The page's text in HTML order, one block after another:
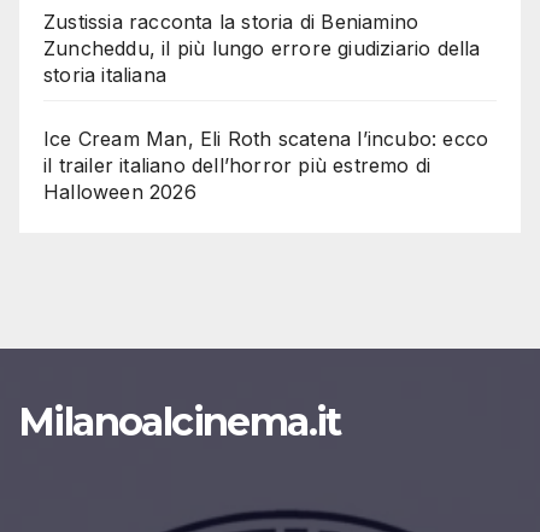
Zustissia racconta la storia di Beniamino
Zuncheddu, il più lungo errore giudiziario della
storia italiana
Ice Cream Man, Eli Roth scatena l’incubo: ecco
il trailer italiano dell’horror più estremo di
Halloween 2026
Milanoalcinema.it